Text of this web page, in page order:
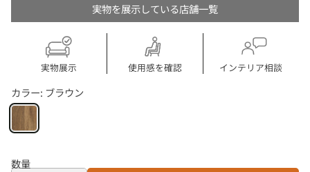
実物を展示している店舗一覧
実物展示 使用感を確認 インテリア相談
カラー: ブラウン
数量